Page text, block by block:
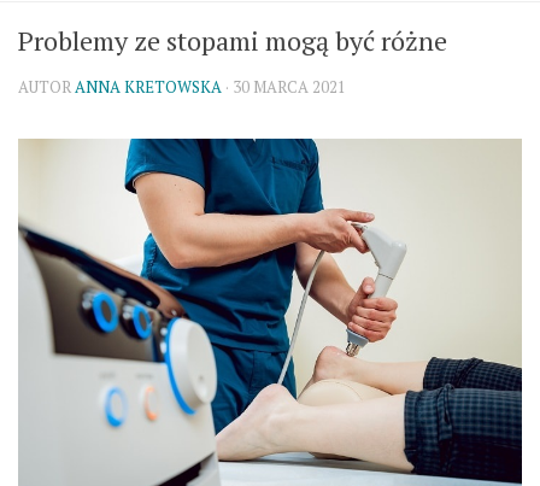
Problemy ze stopami mogą być różne
AUTORANNA KRETOWSKA · 30 MARCA 2021